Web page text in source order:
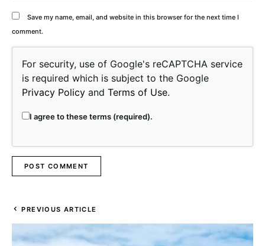
Save my name, email, and website in this browser for the next time I
comment.
For security, use of Google's reCAPTCHA service
is required which is subject to the Google
Privacy Policy and Terms of Use.
I agree to these terms (required).
PREVIOUS ARTICLE